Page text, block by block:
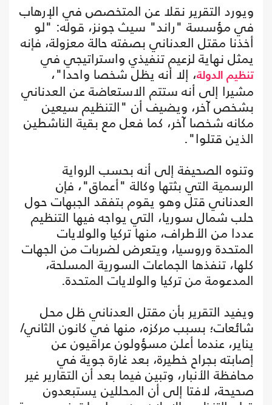
ويورد التقرير نقلا عن المتخصص في الإرهاب
في مؤسسة "راند" سيث جونز، قوله: "لو
أخذنا مقتل العدناني بصفته حالة معزولة، فإنه
يمثل نهاية لزعيم تنفيذي واستراتيجي في
تنظيم الدولة، إلا أنه يظل شخصا واحدا"،
مشيرا إلى أنه ستتم الاستعاضة عن العدناني
بشخص آخر، ويضيف أن "التنظيم سيعين
مكانه شخصا آخر، كما فعل مع بقية الناشطين
الذين قتلوا".
وتنوه الصحيفة إلى أنه بحسب الرواية
الرسمية التي بثتها وكالة "أعماق"، فإن
العدناني قتل وهو يقوم بتفقد الجبهات حول
حلب شمال سوريا، التي يواجه فيها التنظيم
عددا من الأطراف، منها تركيا والولايات
المتحدة وروسيا، ويتعرض لضربات من الجهات
كلها، تنفذها الجماعات السورية المسلحة،
المدعومة من تركيا والولايات المتحدة.
ويفيد التقرير بأن مقتل العدناني ظل محل
شائعات؛ بسبب مركزه، منها في كانون الثاني/
يناير، عندما أعلن مسؤولون عراقيون عن
إصابته بجراح خطيرة، بعد غارة جوية في
محافظة الأنبار، وتبين فيما بعد أن التقارير غير
صحيحة، لافتا إلى أن المحللين يستبعدون